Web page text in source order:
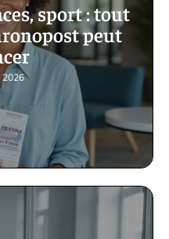
sport : tout
peut
2026